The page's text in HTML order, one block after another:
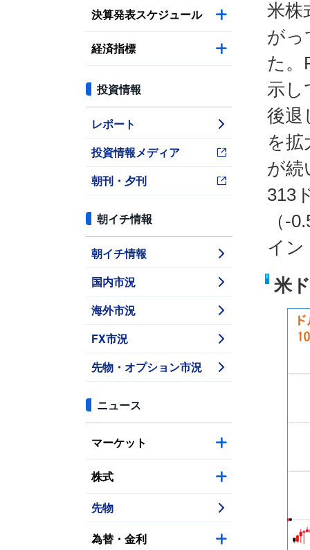
決算発表スケジュール
経済指標
投資情報
レポート
投資情報メディア
朝刊・夕刊
朝イチ情報
朝イチ情報
国内市況
海外市況
FX市況
先物・オプション市況
ニュース
マーケット
株式
先物
為替・金利
米株
がっ
た。
示し
後退
を
が続
313
（-
イン
米